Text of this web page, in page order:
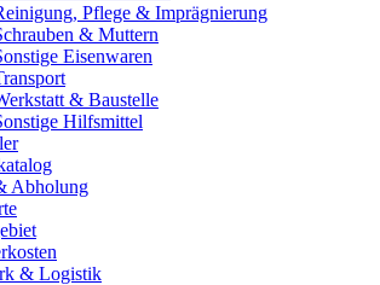
Pflege & Imprägnierung
& Muttern
Eisenwaren
& Baustelle
Hilfsmittel
Abholung
& Logistik